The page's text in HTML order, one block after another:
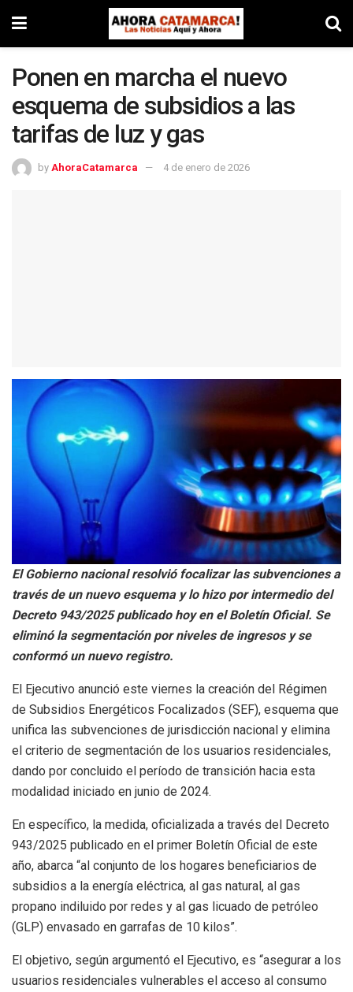
Ponen en marcha el nuevo
esquema de subsidios a las
tarifas de luz y gas
by AhoraCatamarca 4 de enero de 2026
El Gobierno nacional resolvió focalizar las subvenciones a
través de un nuevo esquema y lo hizo por intermedio del
Decreto 943/2025 publicado hoy en el Boletín Oficial. Se
eliminó la segmentación por niveles de ingresos y se
conformó un nuevo registro.
El Ejecutivo anunció este viernes la creación del Régimen
de Subsidios Energéticos Focalizados (SEF), esquema que
unifica las subvenciones de jurisdicción nacional y elimina
el criterio de segmentación de los usuarios residenciales,
dando por concluido el período de transición hacia esta
modalidad iniciado en junio de 2024.
En específico, la medida, oficializada a través del Decreto
943/2025 publicado en el primer Boletín Oficial de este
año, abarca “al conjunto de los hogares beneficiarios de
subsidios a la energía eléctrica, al gas natural, al gas
propano indiluido por redes y al gas licuado de petróleo
(GLP) envasado en garrafas de 10 kilos”.
El objetivo, según argumentó el Ejecutivo, es “asegurar a los
usuarios residenciales vulnerables el acceso al consumo